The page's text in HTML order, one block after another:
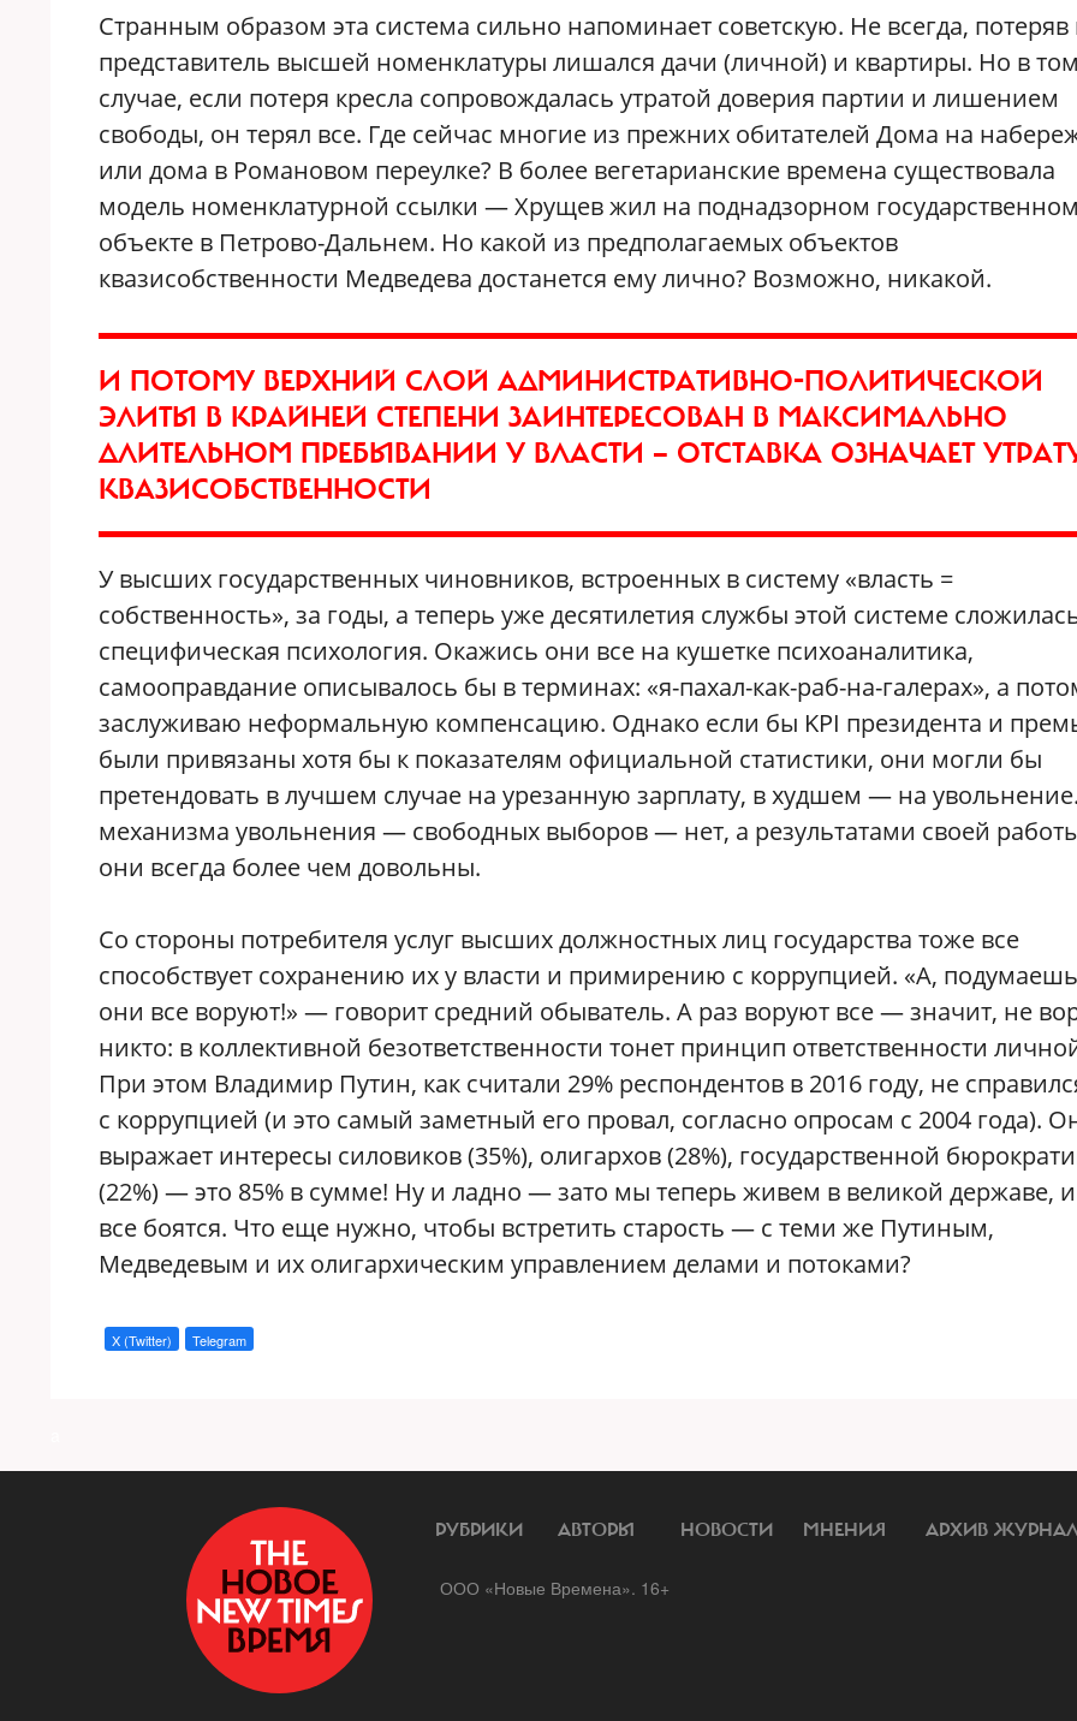
Странным образом эта система сильно напоминает советскую. Не всегда, потеряв
представитель высшей номенклатуры лишался дачи (личной) и квартиры. Но в том
случае, если потеря кресла сопровождалась утратой доверия партии и лишением
свободы, он терял все. Где сейчас многие из прежних обитателей Дома на
или дома в Романовом переулке? В более вегетарианские времена существовала
модель номенклатурной ссылки — Хрущев жил на поднадзорном государственном
объекте в Петрово-Дальнем. Но какой из предполагаемых объектов
квазисобственности Медведева достанется ему лично? Возможно, никакой.
И ПОТОМУ ВЕРХНИЙ СЛОЙ АДМИНИСТРАТИВНО-ПОЛИТИЧЕСКОЙ
ЭЛИТЫ В КРАЙНЕЙ СТЕПЕНИ ЗАИНТЕРЕСОВАН В МАКСИМАЛЬНО
ДЛИТЕЛЬНОМ ПРЕБЫВАНИИ У ВЛАСТИ — ОТСТАВКА ОЗНАЧАЕТ
КВАЗИСОБСТВЕННОСТИ
У высших государственных чиновников, встроенных в систему «власть =
собственность», за годы, а теперь уже десятилетия службы этой системе
специфическая психология. Окажись они все на кушетке психоаналитика,
самооправдание описывалось бы в терминах: «я-пахал-как-раб-на-галерах», а
заслуживаю неформальную компенсацию. Однако если бы KPI президента и
были привязаны хотя бы к показателям официальной статистики, они могли бы
претендовать в лучшем случае на урезанную зарплату, в худшем — на
механизма увольнения — свободных выборов — нет, а результатами своей
они всегда более чем довольны.
Со стороны потребителя услуг высших должностных лиц государства тоже все
способствует сохранению их у власти и примирению с коррупцией. «А,
они все воруют!» — говорит средний обыватель. А раз воруют все — значит, не
никто: в коллективной безответственности тонет принцип ответственности
При этом Владимир Путин, как считали 29% респондентов в 2016 году, не
с коррупцией (и это самый заметный его провал, согласно опросам с 2004 года).
выражает интересы силовиков (35%), олигархов (28%), государственной
(22%) — это 85% в сумме! Ну и ладно — зато мы теперь живем в великой державе,
все боятся. Что еще нужно, чтобы встретить старость — с теми же Путиным,
Медведевым и их олигархическим управлением делами и потоками?
X (Twitter) Telegram
РУБРИКИ АВТОРЫ НОВОСТИ МНЕНИЯ АРХИВ
ООО «Новые Времена». 16+